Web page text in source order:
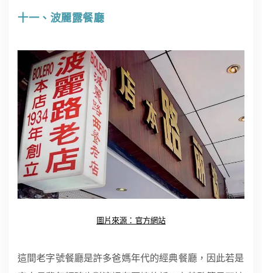
十一、波麗露餐廳
圖片來源：官方網站
這間老字號餐廳是許多爸媽年代的經典餐廳，因此若是